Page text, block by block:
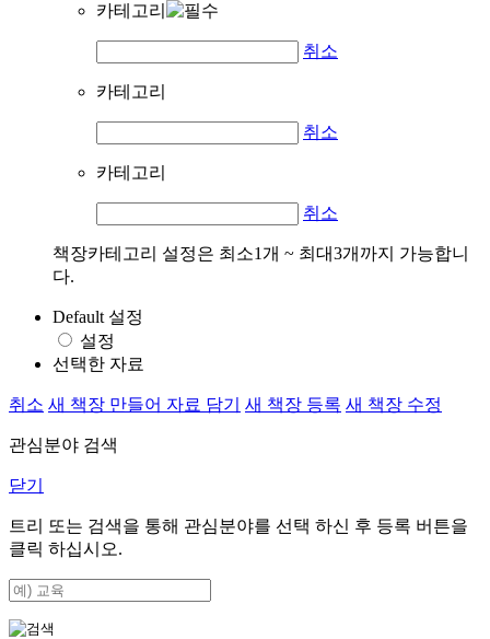
카테고리
취소
카테고리
취소
카테고리
취소
책장카테고리 설정은 최소1개 ~ 최대3개까지 가능합니
다.
Default 설정
설정
선택한 자료
취소 새 책장 만들어 자료 담기 새 책장 등록 새 책장 수정
관심분야 검색
닫기
트리 또는 검색을 통해 관심분야를 선택 하신 후 등록 버튼을
클릭 하십시오.